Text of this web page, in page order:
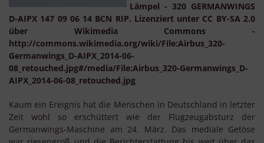
Lämpel - 320 GERMANWINGS
D-AIPX 147 09 06 14 BCN RIP. Lizenziert unter CC BY-SA 2.0
über Wikimedia Commons -
http://commons.wikimedia.org/wiki/File:Airbus_320-
Germanwings_D-AIPX_2014-06-
08_retouched.jpg#/media/File:Airbus_320-Germanwings_D-
AIPX_2014-06-08_retouched.jpg
Kaum ein Ereignis hat die Menschen in Deutschland in letzter
Zeit wohl so erschüttert wie der Flugzeugabsturz der
Germanwings-Maschine am 24. März. Das mediale Getöse